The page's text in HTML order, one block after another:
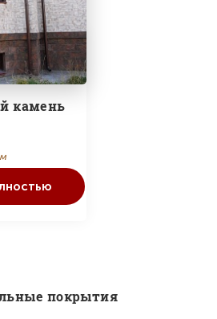
камень
покрытия